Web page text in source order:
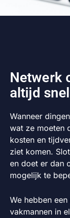
Netwerk
altijd
Wanneer
wat ze moeten
kosten en
ziet komen.
en doet er dan
mogelijk te
We hebben
vakmannen in